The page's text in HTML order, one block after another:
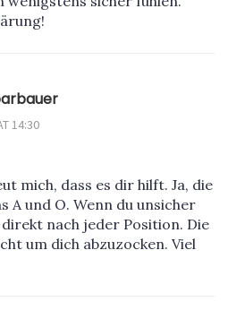
14:30
mich, dass es dir hilft. Ja, die
A und O. Wenn du unsicher
nach jeder Position. Die
um dich abzuzocken. Viel